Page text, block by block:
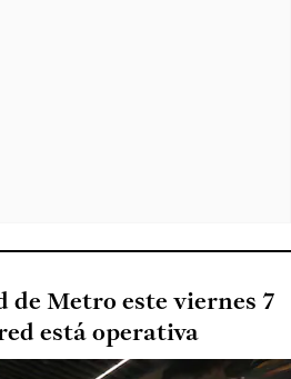
Metro este viernes 7
está operativa